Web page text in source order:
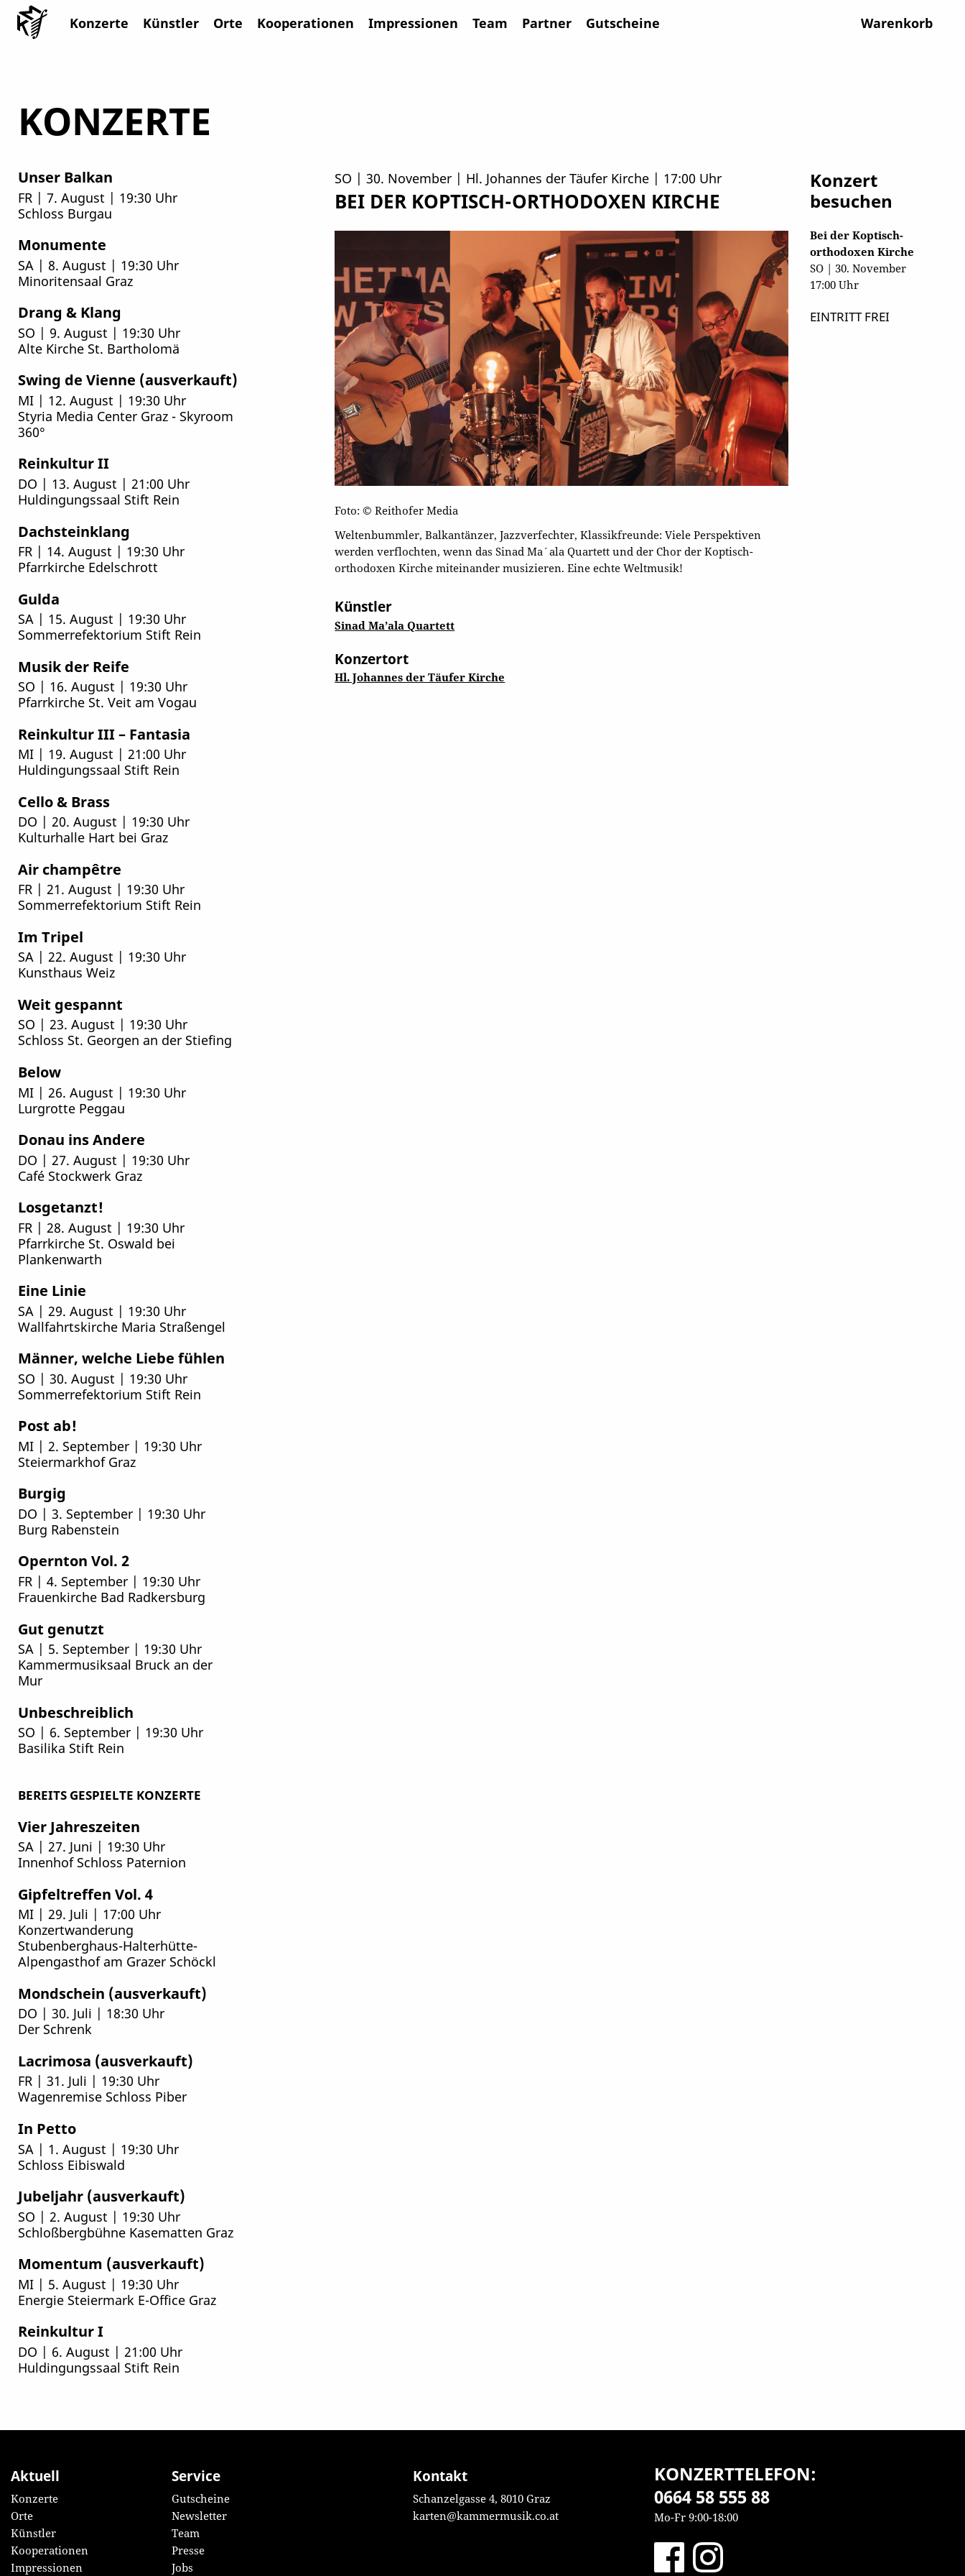
Konzerte Künstler Orte Kooperationen Impressionen Team Partner Gutscheine Warenkorb
KONZERTE
Unser Balkan
FR | 7. August | 19:30 Uhr
Schloss Burgau
Monumente
SA | 8. August | 19:30 Uhr
Minoritensaal Graz
Drang & Klang
SO | 9. August | 19:30 Uhr
Alte Kirche St. Bartholomä
Swing de Vienne (ausverkauft)
MI | 12. August | 19:30 Uhr
Styria Media Center Graz - Skyroom
360°
Reinkultur II
DO | 13. August | 21:00 Uhr
Huldingungssaal Stift Rein
Dachsteinklang
FR | 14. August | 19:30 Uhr
Pfarrkirche Edelschrott
Gulda
SA | 15. August | 19:30 Uhr
Sommerrefektorium Stift Rein
Musik der Reife
SO | 16. August | 19:30 Uhr
Pfarrkirche St. Veit am Vogau
Reinkultur III – Fantasia
MI | 19. August | 21:00 Uhr
Huldingungssaal Stift Rein
Cello & Brass
DO | 20. August | 19:30 Uhr
Kulturhalle Hart bei Graz
Air champêtre
FR | 21. August | 19:30 Uhr
Sommerrefektorium Stift Rein
Im Tripel
SA | 22. August | 19:30 Uhr
Kunsthaus Weiz
Weit gespannt
SO | 23. August | 19:30 Uhr
Schloss St. Georgen an der Stiefing
Below
MI | 26. August | 19:30 Uhr
Lurgrotte Peggau
Donau ins Andere
DO | 27. August | 19:30 Uhr
Café Stockwerk Graz
Losgetanzt!
FR | 28. August | 19:30 Uhr
Pfarrkirche St. Oswald bei
Plankenwarth
Eine Linie
SA | 29. August | 19:30 Uhr
Wallfahrtskirche Maria Straßengel
Männer, welche Liebe fühlen
SO | 30. August | 19:30 Uhr
Sommerrefektorium Stift Rein
Post ab!
MI | 2. September | 19:30 Uhr
Steiermarkhof Graz
Burgig
DO | 3. September | 19:30 Uhr
Burg Rabenstein
Opernton Vol. 2
FR | 4. September | 19:30 Uhr
Frauenkirche Bad Radkersburg
Gut genutzt
SA | 5. September | 19:30 Uhr
Kammermusiksaal Bruck an der
Mur
Unbeschreiblich
SO | 6. September | 19:30 Uhr
Basilika Stift Rein
BEREITS GESPIELTE KONZERTE
Vier Jahreszeiten
SA | 27. Juni | 19:30 Uhr
Innenhof Schloss Paternion
Gipfeltreffen Vol. 4
MI | 29. Juli | 17:00 Uhr
Konzertwanderung
Stubenberghaus-Halterhütte-
Alpengasthof am Grazer Schöckl
Mondschein (ausverkauft)
DO | 30. Juli | 18:30 Uhr
Der Schrenk
Lacrimosa (ausverkauft)
FR | 31. Juli | 19:30 Uhr
Wagenremise Schloss Piber
In Petto
SA | 1. August | 19:30 Uhr
Schloss Eibiswald
Jubeljahr (ausverkauft)
SO | 2. August | 19:30 Uhr
Schloßbergbühne Kasematten Graz
Momentum (ausverkauft)
MI | 5. August | 19:30 Uhr
Energie Steiermark E-Office Graz
Reinkultur I
DO | 6. August | 21:00 Uhr
Huldingungssaal Stift Rein
SO | 30. November | Hl. Johannes der Täufer Kirche | 17:00 Uhr
BEI DER KOPTISCH-ORTHODOXEN KIRCHE
Foto: © Reithofer Media
Weltenbummler, Balkantänzer, Jazzverfechter, Klassikfreunde: Viele Perspektiven
werden verflochten, wenn das Sinad Ma´ala Quartett und der Chor der Koptisch-
orthodoxen Kirche miteinander musizieren. Eine echte Weltmusik!
Künstler
Sinad Ma’ala Quartett
Konzertort
Hl. Johannes der Täufer Kirche
Konzert
besuchen
Bei der Koptisch-
orthodoxen Kirche
SO | 30. November
17:00 Uhr
EINTRITT FREI
Aktuell
Konzerte
Orte
Künstler
Kooperationen
Impressionen
Service
Gutscheine
Newsletter
Team
Presse
Jobs
Kontakt
Schanzelgasse 4, 8010 Graz
karten@kammermusik.co.at
KONZERTTELEFON:
0664 58 555 88
Mo-Fr 9:00-18:00